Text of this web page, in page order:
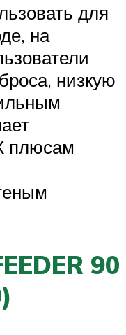
для
на
низкую
плюсам
90